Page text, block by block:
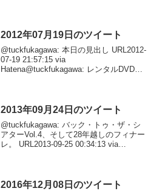
2012年07月19日のツイート
@tuckfukagawa: 本日の見出し URL2012-
07-19 21:57:15 via
Hatena@tuckfukagawa: レンタルDVD鑑
2013年09月24日のツイート
@tuckfukagawa: バック・トゥ・ザ・シ
アターVol.4、そして28年越しのフィナー
レ。 URL2013-09-25 00:34:13 via
2016年12月08日のツイート